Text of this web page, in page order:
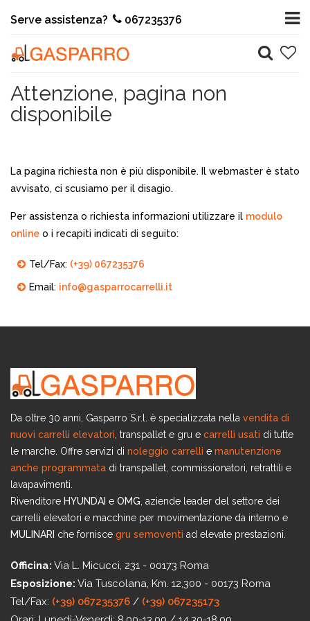
Serve assistenza? 067235376
Attenzione, pagina non
disponibile
La pagina richiesta non è più disponibile. Il webmaster è stato
avvisato, ci scusiamo per il disagio.
Per assistenza o richiesta informazioni utilizzare il modulo
online o i recapiti indicati di seguito:
Tel/Fax: (+39) 067235376
Email: info@gasparrocarrelli.it
Da oltre 30 anni, Gasparro S.r.l. è specializzata nella vendita di
nuovi carrelli elevatori , transpallet e gru e carrelli usati di tutte
le marche. Offre servizi di noleggio carrelli e manutenzione
anche programmata di transpallet, commissionatori, retrattili e
lavapavimenti.
Rivenditore HYUNDAI e OMG , aziende leader del settore dei
carrelli elevatori e macchine per movimentazione da interno e
MULINARI che fornisce gru semoventi ad elevate prestazioni.
Officina: Via L. Micucci, 231 - 00173 Roma
Esposizione: Via Tuscolana, Km. 12,300 - 00173 Roma
Tel/Fax: (+39) 067235376 / (+39) 067235173